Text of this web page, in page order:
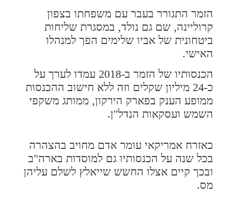
הזמר התגורר בעבר עם משפחתו בצפון
קרוליינה, שם גם נולד, במסגרת שליחות
ביטחונית של אביו שלימים הפך למנהלו
האישי.
הכנסותיו של הזמר ב-2018 עמדו לערך על
כ-24 מיליון שקלים וזה ללא חישוב ההכנסות
ממופע הענק בפארק הירקון, ממותג משקפי
השמש ועסקאות הנדל"ן.
כאזרח אמריקאי עומר אדם מחויב בהצהרה
בכל שנה על הכנסותיו גם למוסדות בארה"ב
ובכך קיים אצלו החשש שייאלץ לשלם עליהן
מס.